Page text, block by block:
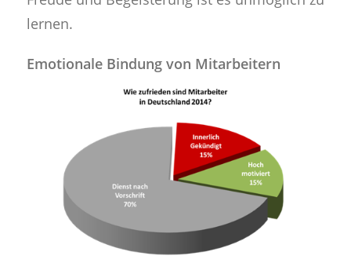
lernen.
Emotionale Bindung von Mitarbeitern